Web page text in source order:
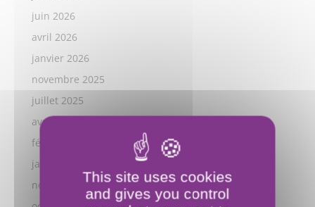
juin 2026
avril 2026
janvier 2026
novembre 2025
juillet 2025
avril 2025
février 2025
janvier 2025
novembre 2024
This site uses cookies
and gives you control